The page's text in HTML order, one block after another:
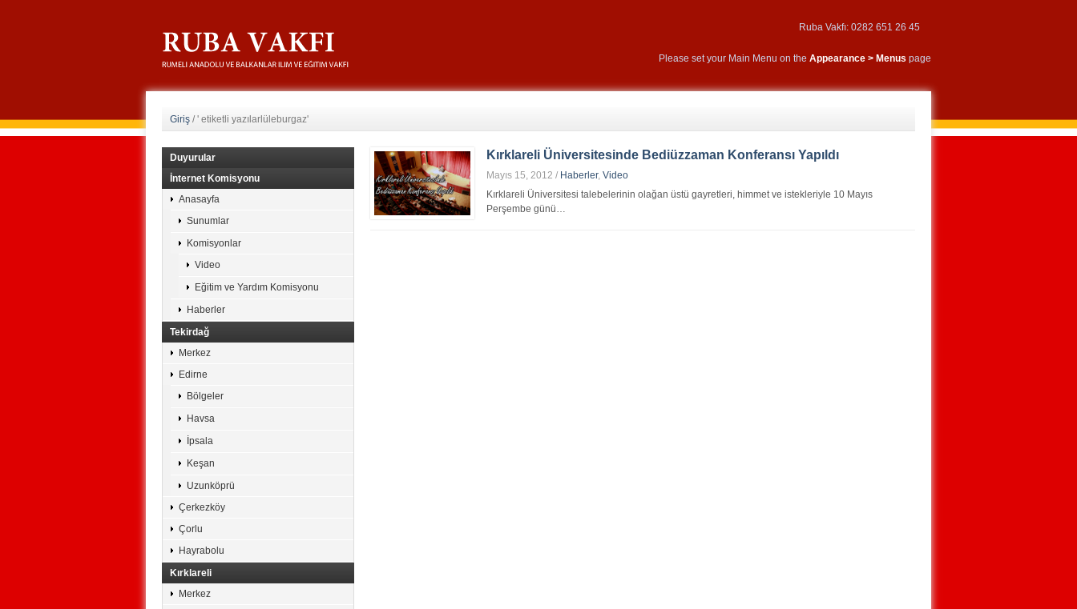
Ruba Vakfı: 0282 651 26 45
Please set your Main Menu on the Appearance > Menus page
Giriş /' etiketli yazılarlüleburgaz'
Kırklareli Üniversitesinde Bediüzzaman Konferansı Yapıldı
Mayıs 15, 2012 / Haberler, Video
Kırklareli Üniversitesi talebelerinin olağan üstü gayretleri, himmet ve istekleriyle 10 Mayıs
Perşembe günü…
Duyurular
İnternet Komisyonu
Anasayfa
Sunumlar
Komisyonlar
Video
Eğitim ve Yardım Komisyonu
Haberler
Tekirdağ
Merkez
Edirne
Bölgeler
Havsa
İpsala
Keşan
Uzunköprü
Çerkezköy
Çorlu
Hayrabolu
Kırklareli
Merkez